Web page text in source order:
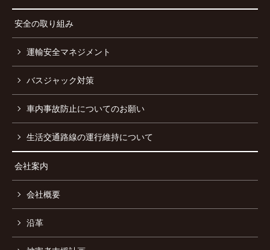
安全の取り組み
運輸安全マネジメント
バスジャック対策
車内事故防止についてのお願い
生活交通路線の運行維持について
会社案内
会社概要
沿革